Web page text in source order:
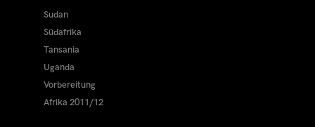
Sudan
Südafrika
Tansania
Uganda
Vorbereitung
Afrika 2011/12